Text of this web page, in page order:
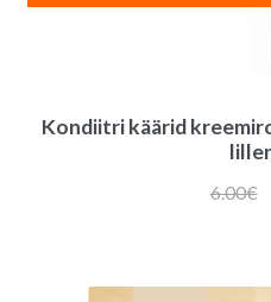
Kondiitri käärid
6.00€